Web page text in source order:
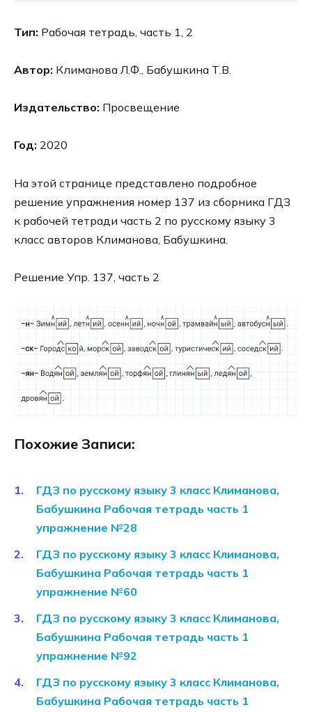
Тип: Рабочая тетрадь, часть 1, 2
Автор: Климанова Л.Ф., Бабушкина Т.В.
Издательство: Просвещение
Год: 2020
На этой странице представлено подробное
решение упражнения номер 137 из сборника ГДЗ
к рабочей тетради часть 2 по русскому языку 3
класс авторов Климанова, Бабушкина.
Решение Упр. 137, часть 2
Похожие Записи:
ГДЗ по русскому языку 3 класс Климанова,
Бабушкина Рабочая тетрадь часть 1
упражнение №28
ГДЗ по русскому языку 3 класс Климанова,
Бабушкина Рабочая тетрадь часть 1
упражнение №60
ГДЗ по русскому языку 3 класс Климанова,
Бабушкина Рабочая тетрадь часть 1
упражнение №92
ГДЗ по русскому языку 3 класс Климанова,
Бабушкина Рабочая тетрадь часть 1